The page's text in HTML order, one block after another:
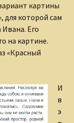
картины
для которой сам
Его
на картине.
«Красный
И
в
э